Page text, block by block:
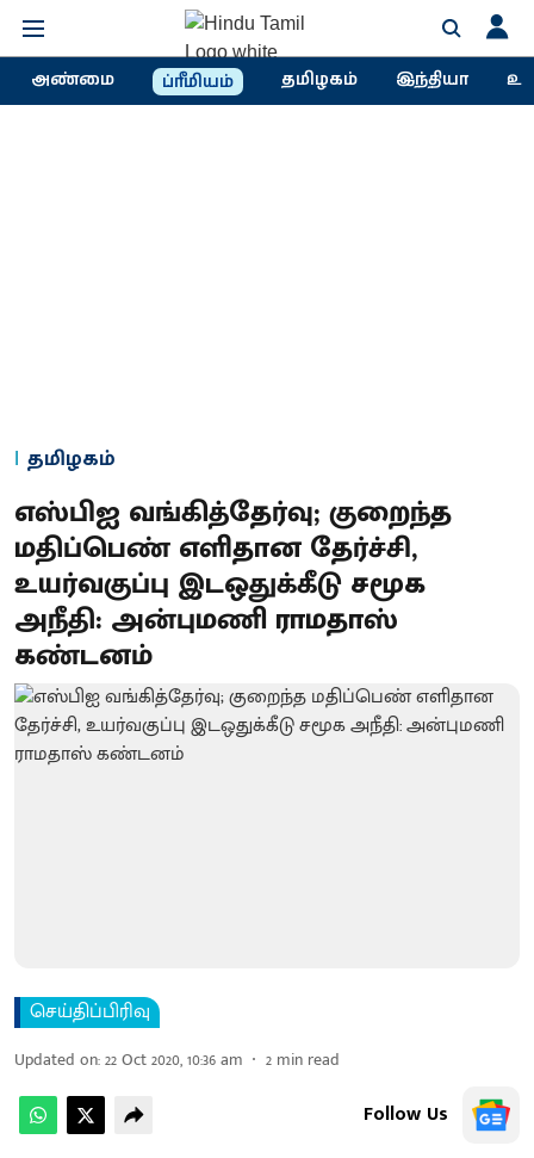
அண்மை ப்ரீமியம் தமிழகம் இந்தியா
தமிழகம்
எஸ்பிஐ வங்கித்தேர்வு; குறைந்த
மதிப்பெண் எளிதான தேர்ச்சி,
உயர்வகுப்பு இடஒதுக்கீடு சமூக
அநீதி: அன்புமணி ராமதாஸ்
கண்டனம்
செய்திப்பிரிவு
Updated on:22 Oct 2020, 10:36 am 2 min read
Follow Us